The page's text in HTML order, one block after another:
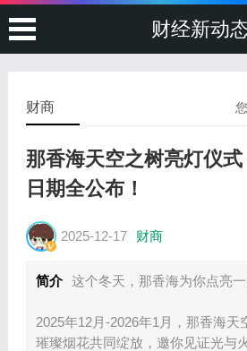
财经新动
财商
那香海天空之树亮灯仪式
日期全公布！
2025-12-17 财商
简介 这个冬天，那香海为你点亮一
2025年12月-2026年1月，那香海天
璀璨烟花共同绽放，邀你见证光与